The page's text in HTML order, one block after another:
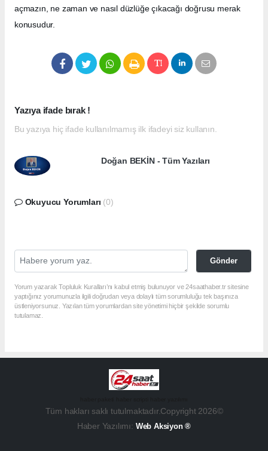
açmazın, ne zaman ve nasıl düzlüğe çıkacağı doğrusu merak
konusudur.
Yazıya ifade bırak !
Bu yazıya hiç ifade kullanılmamış ilk ifadeyi siz kullanın.
Doğan BEKİN - Tüm Yazıları
Okuyucu Yorumları (0)
Gönder
Yorum yazarak Topluluk Kuralları’nı kabul etmiş bulunuyor ve 24saathaber.tr sitesine
yaptığınız yorumunuzla ilgili doğrudan veya dolaylı tüm sorumluluğu tek başınıza
üstleniyorsunuz. Yazılan tüm yorumlardan site yönetimi hiçbir şekilde sorumlu
tutulamaz.
Tüm hakları saklı tutulmaktadır.Copyright 2026©
Haber Yazılımı: Web Aksiyon ®